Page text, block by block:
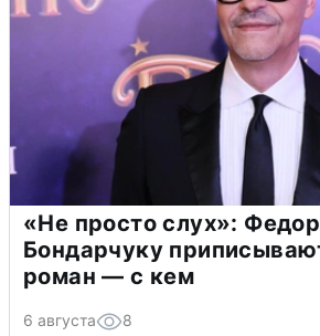
«Не просто слух»:
Бондарчуку
роман — с кем
6 августа 8